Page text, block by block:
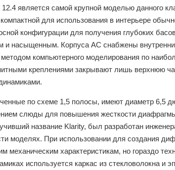
является самой крупной моделью данного
для использования в интерьере
конфигурации для получения глубоких
и насыщенным. Корпуса АС снабжены
компьютерного моделирования по
креплениями закрывают лишь верхнюю
по схеме 1,5 полосы, имеют диаметр 6,5
слюды для повышения жесткости
название Klarity, был разработан
моделях. При использовании для создания
механическим характеристикам, но гораздо
используется каркас из стекловолокна и